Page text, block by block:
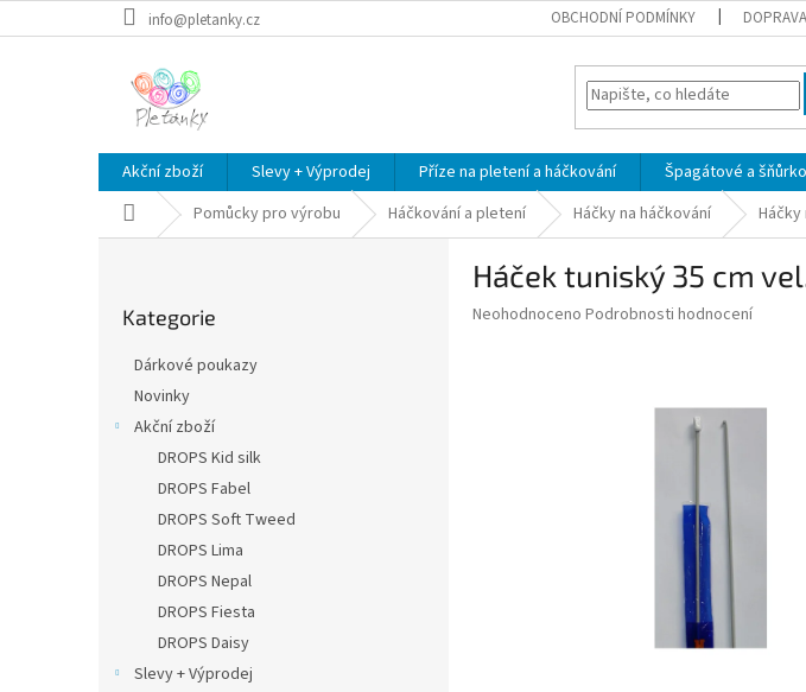
na
info@pletanky.cz OBCHODNÍ PODMÍNKY
Akční zboží Slevy + Výprodej Příze na pletení a háčkování Špagátové a
Domů Pomůcky pro výrobu Háčkování a pletení Háčky na háčkování
kategorie
Kategorie
Dárkové poukazy
Novinky
Akční zboží
DROPS Kid silk
DROPS Fabel
DROPS Soft Tweed
DROPS Lima
DROPS Nepal
DROPS Fiesta
DROPS Daisy
Slevy + Výprodej
Háček tuniský 35 cm
Průměrné
Neohodnoceno Podrobnosti hodnocení